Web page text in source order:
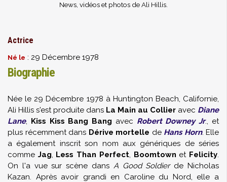
News, vidéos et photos de Ali Hillis.
Actrice
Né le : 29 Décembre 1978
Biographie
Née le 29 Décembre 1978 à Huntington Beach, Californie,
Ali Hillis s'est produite dans La Main au Collier avec Diane
Lane, Kiss Kiss Bang Bang avec Robert Downey Jr., et
plus récemment dans Dérive mortelle de Hans Horn. Elle
a également inscrit son nom aux génériques de séries
comme Jag, Less Than Perfect, Boomtown et Felicity.
On l'a vue sur scène dans A Good Soldierde Nicholas
Kazan. Après avoir grandi en Caroline du Nord, elle a